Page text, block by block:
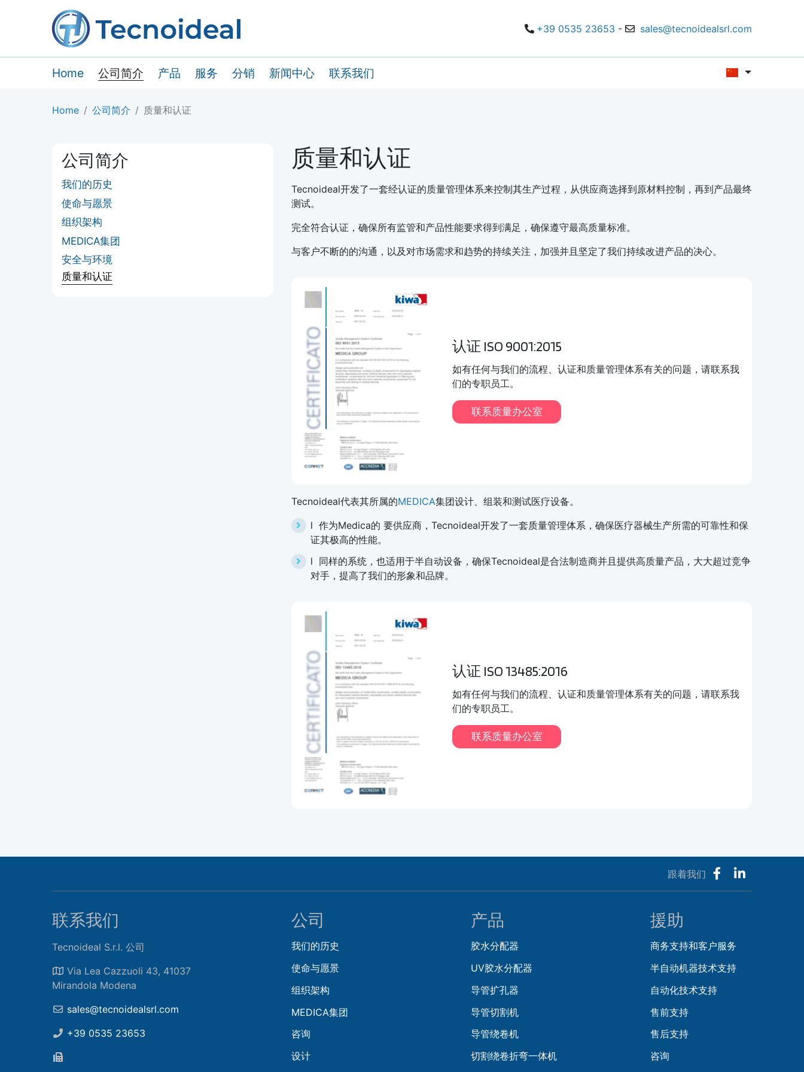
+39 0535 23653 - sales@tecnoidealsrl.com
Home 公司简介 产品 服务 分销 新闻中心 联系我们
Home 公司简介 质量和认证
公司简介
我们的历史
使命与愿景
组织架构
MEDICA集团
安全与环境
质量和认证
质量和认证
Tecnoideal开发了一套经认证的质量管理体系来控制其生产过程，从供应商选择到原材料控制，再到产品最终
测试。
完全符合认证，确保所有监管和产品性能要求得到满足，确保遵守最高质量标准。
与客户不断的的沟通，以及对市场需求和趋势的持续关注，加强并且坚定了我们持续改进产品的决心。
认证 ISO 9001:2015
如有任何与我们的流程、认证和质量管理体系有关的问题，请联系我
们的专职员工。
联系质量办公室
Tecnoideal代表其所属的MEDICA集团设计、组装和测试医疗设备。
l 作为Medica的 要供应商，Tecnoideal开发了一套质量管理体系，确保医疗器械生产所需的可靠性和保
证其极高的性能。
l 同样的系统，也适用于半自动设备，确保Tecnoideal是合法制造商并且提供高质量产品，大大超过竞争
对手，提高了我们的形象和品牌。
认证 ISO 13485:2016
如有任何与我们的流程、认证和质量管理体系有关的问题，请联系我
们的专职员工。
联系质量办公室
跟着我们
联系我们
Tecnoideal S.r.l. 公司
Via Lea Cazzuoli 43, 41037
Mirandola Modena
sales@tecnoidealsrl.com
+39 0535 23653
公司
我们的历史
使命与愿景
组织架构
MEDICA集团
咨询
设计
产品
胶水分配器
UV胶水分配器
导管扩孔器
导管切割机
导管绕卷机
切割绕卷折弯一体机
援助
商务支持和客户服务
半自动机器技术支持
自动化技术支持
售前支持
售后支持
咨询